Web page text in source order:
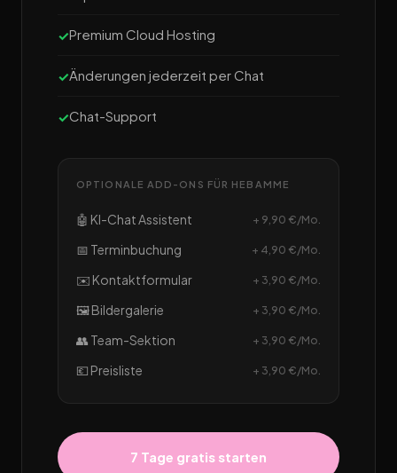
Premium Cloud Hosting
Änderungen jederzeit per Chat
Chat-Support
OPTIONALE ADD-ONS FÜR HEBAMME
🤖 KI-Chat Assistent + 9,90 €/Mo.
📅 Terminbuchung + 4,90 €/Mo.
✉️ Kontaktformular + 3,90 €/Mo.
🖼️ Bildergalerie + 3,90 €/Mo.
👥 Team-Sektion + 3,90 €/Mo.
💶 Preisliste + 3,90 €/Mo.
7 Tage gratis starten